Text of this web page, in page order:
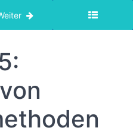
Schritte mit dem